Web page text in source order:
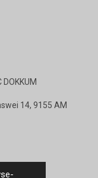
14, 9155 AM